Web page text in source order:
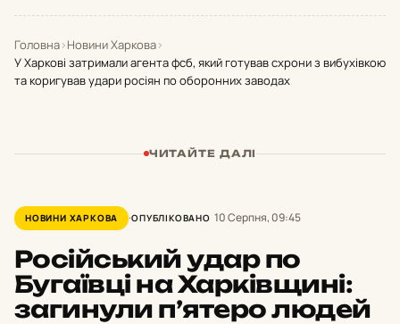
Головна›Новини Харкова›
У Харкові затримали агента фсб, який готував схрони з вибухівкою
та коригував удари росіян по оборонних заводах
ЧИТАЙТЕ ДАЛІ
НОВИНИ ХАРКОВА ОПУБЛІКОВАНО 10 Серпня, 09:45
Російський удар по
Бугаївці на Харківщині:
загинули п’ятеро людей